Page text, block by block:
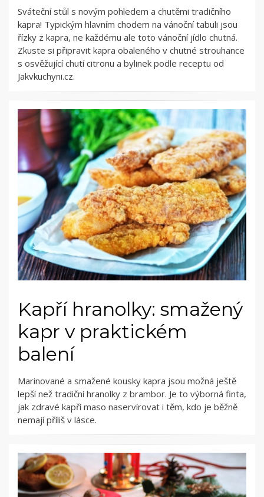
Sváteční stůl s novým pohledem a chutěmi tradičního
kapra! Typickým hlavním chodem na vánoční tabuli jsou
řízky z kapra, ne každému ale toto vánoční jídlo chutná.
Zkuste si připravit kapra obaleného v chutné strouhance
s osvěžující chutí citronu a bylinek podle receptu od
Jakvkuchyni.cz.
Kapří hranolky: smažený
kapr v praktickém
balení
Marinované a smažené kousky kapra jsou možná ještě
lepší než tradiční hranolky z brambor. Je to výborná finta,
jak zdravé kapří maso naservírovat i těm, kdo je běžně
nemají příliš v lásce.